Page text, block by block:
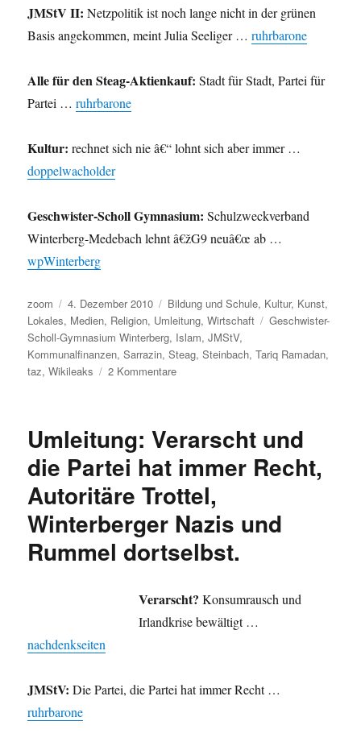
JMStV II: Netzpolitik ist noch lange nicht in der grünen
Basis angekommen, meint Julia Seeliger …ruhrbarone
Alle für den Steag-Aktienkauf: Stadt für Stadt, Partei für
Partei …ruhrbarone
Kultur: rechnet sich nie â€“ lohnt sich aber immer …
doppelwacholder
Geschwister-Scholl Gymnasium: Schulzweckverband
Winterberg-Medebach lehnt â€žG9 neuâ€œ ab …
wpWinterberg
Autor
zoom
Veröffentlicht
am
4. Dezember 2010 Kategorien
Bildung und Schule, Kultur, Kunst,
Lokales, Medien, Religion, Umleitung,Wirtschaft Schlagwörter
Geschwister-
Scholl-Gymnasium Winterberg, Islam,JMStV,
Kommunalfinanzen,Sarrazin,Steag,Steinbach,Tariq Ramadan,
taz,Wikileaks 2 Kommentarezu
Ramadan,
FAZ
goes
Deutschland,
JMStV
Steag-
mehr.
Umleitung: Verarscht und
die Partei hat immer Recht,
Autoritäre Trottel,
Winterberger Nazis und
Rummel dortselbst.
Verarscht? Konsumrausch und
Irlandkrise bewältigt …
nachdenkseiten
JMStV: Die Partei, die Partei hat immer Recht …
ruhrbarone